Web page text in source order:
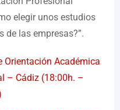
elegir unos estudios
de las empresas?”.
Académica
– Cádiz (18:00h. –